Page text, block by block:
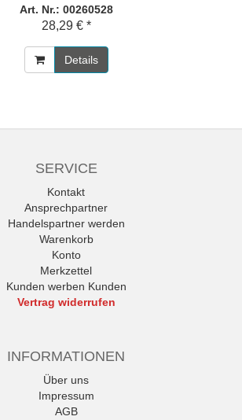
Art. Nr.: 00260528
28,29 € *
Details
SERVICE
Kontakt
Ansprechpartner
Handelspartner werden
Warenkorb
Konto
Merkzettel
Kunden werben Kunden
Vertrag widerrufen
INFORMATIONEN
Über uns
Impressum
AGB